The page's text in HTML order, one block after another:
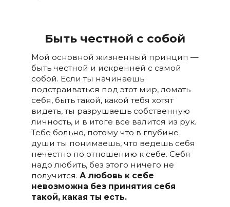
Быть честной с собой
Мой основной жизненный принцип —
быть честной и искренней с самой
собой. Если ты начинаешь
подстраиваться под этот мир, ломать
себя, быть такой, какой тебя хотят
видеть, ты разрушаешь собственную
личность, и в итоге все валится из рук.
Тебе больно, потому что в глубине
души ты понимаешь, что ведешь себя
нечестно по отношению к себе. Себя
надо любить, без этого ничего не
получится. А любовь к себе
невозможна без принятия себя
такой, какая ты есть.